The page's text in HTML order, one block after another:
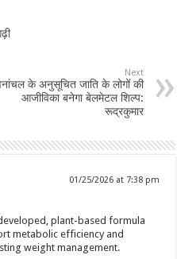
Next
के अनुसूचित जाति के लोगों की
आजीविका बनेगा बेलमेटल शिल्प:
रूद्रकुमार
01/25/2026 at 7:38 pm
plant-based formula
metabolic efficiency and
weight management.